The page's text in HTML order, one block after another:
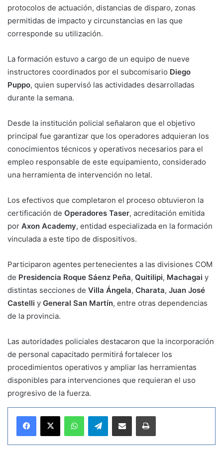
protocolos de actuación, distancias de disparo, zonas
permitidas de impacto y circunstancias en las que
corresponde su utilización.
La formación estuvo a cargo de un equipo de nueve
instructores coordinados por el subcomisario Diego
Puppo, quien supervisó las actividades desarrolladas
durante la semana.
Desde la institución policial señalaron que el objetivo
principal fue garantizar que los operadores adquieran los
conocimientos técnicos y operativos necesarios para el
empleo responsable de este equipamiento, considerado
una herramienta de intervención no letal.
Los efectivos que completaron el proceso obtuvieron la
certificación de Operadores Taser, acreditación emitida
por Axon Academy, entidad especializada en la formación
vinculada a este tipo de dispositivos.
Participaron agentes pertenecientes a las divisiones COM
de Presidencia Roque Sáenz Peña, Quitilipi, Machagai y
distintas secciones de Villa Ángela, Charata, Juan José
Castelli y General San Martín, entre otras dependencias
de la provincia.
Las autoridades policiales destacaron que la incorporación
de personal capacitado permitirá fortalecer los
procedimientos operativos y ampliar las herramientas
disponibles para intervenciones que requieran el uso
progresivo de la fuerza.
Telegram